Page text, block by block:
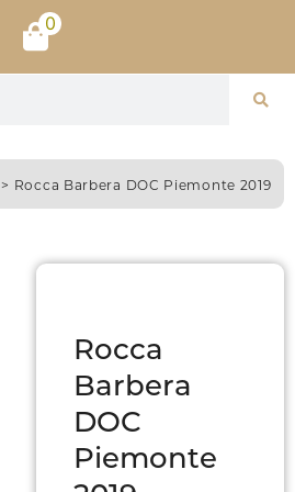
0
> Rocca Barbera DOC Piemonte 2019
Rocca
Barbera
DOC
Piemonte